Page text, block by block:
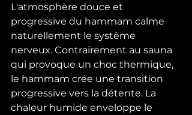
L'atmosphère douce et
progressive du hammam calme
naturellement le système
nerveux. Contrairement au sauna
qui provoque un choc thermique,
le hammam crée une transition
progressive vers la détente. La
chaleur humide enveloppe le